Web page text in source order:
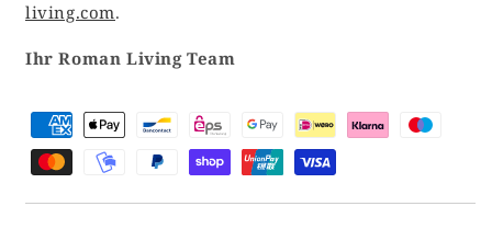
living.com.
Ihr Roman Living Team